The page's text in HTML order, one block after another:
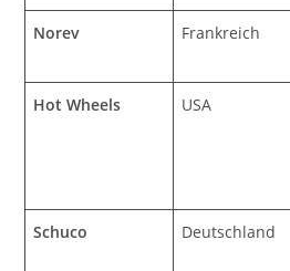
Norev Frankreich
Hot Wheels USA
Schuco Deutschland